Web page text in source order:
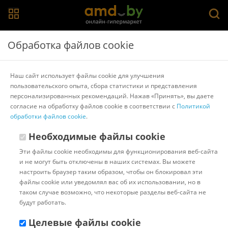
Главная > Каталог товаров
Снегоуборщики и подметальные
машины
Популярные
10 11
Показано с 511 по 402 из 402 (всего 14 страниц)
Смотрите также
Мойки высокого давления
Опрыскиватели
Поливочные шланги
Садовые и строительные тачки
Садовый инструмент
Цепные электро- и бензопилы
Триммеры
Двигатели
Дровоколы
Лестницы и стремянки
Обработка файлов cookie
Наш сайт использует файлы cookie для улучшения
пользовательского опыта, сбора статистики и представления
персонализированных рекомендаций. Нажав «Принять», вы даете
согласие на обработку файлов cookie в соответствии с Политикой
обработки файлов cookie.
Необходимые файлы cookie
Эти файлы cookie необходимы для функционирования веб-сайта
и не могут быть отключены в наших системах. Вы можете
настроить браузер таким образом, чтобы он блокировал эти
файлы cookie или уведомлял вас об их использовании, но в
таком случае возможно, что некоторые разделы веб-сайта не
будут работать.
Целевые файлы cookie